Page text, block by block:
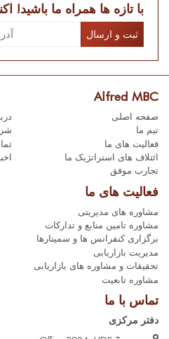
با تازه ها همراه ما باشید!
Alfred MBC
صفحه اصلی
تیم ما
فعالیت های ما
ائتلاف های استراتژیک ما
تجارب موفق
فعالیت های ما
مشاوره های مدیریتی
مشاوره تامین منابع و تدارکات
برگزاری کنفرانس ها و سمینارها
مدیریت بازاریابی
تحقیقات و مشاوره های بازاریابی
مشاوره تابعیت
تماس با ما
دفتر مرکزی